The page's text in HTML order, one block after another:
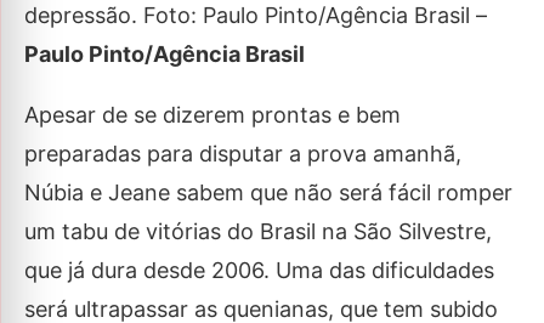
depressão. Foto: Paulo Pinto/Agência Brasil –
Paulo Pinto/Agência Brasil
Apesar de se dizerem prontas e bem
preparadas para disputar a prova amanhã,
Núbia e Jeane sabem que não será fácil romper
um tabu de vitórias do Brasil na São Silvestre,
que já dura desde 2006. Uma das dificuldades
será ultrapassar as quenianas, que tem subido